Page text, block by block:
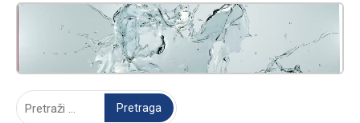
RADIO TELEVIZIJA VOGOŠĆA